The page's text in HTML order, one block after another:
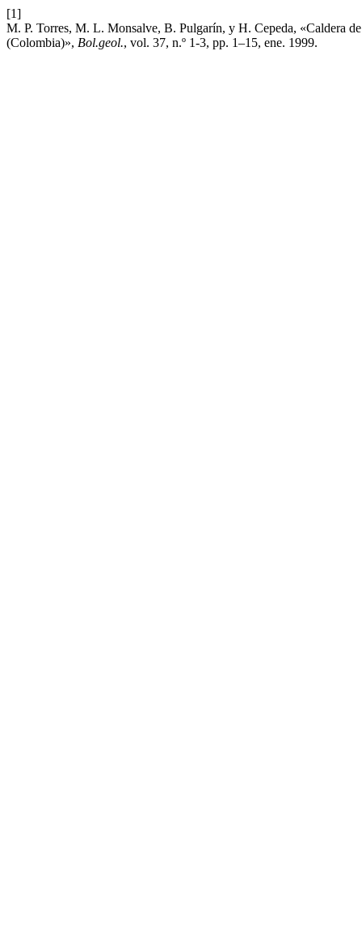
[1]
M. P. Torres, M. L. Monsalve, B. Pulgarín, y H. Cepeda, «Caldera
(Colombia)», Bol.geol., vol. 37, n.º 1-3, pp. 1–15, ene. 1999.